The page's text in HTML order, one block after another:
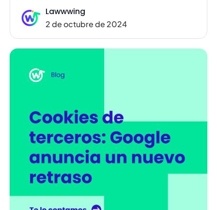
Lawwwing
2 de octubre de 2024